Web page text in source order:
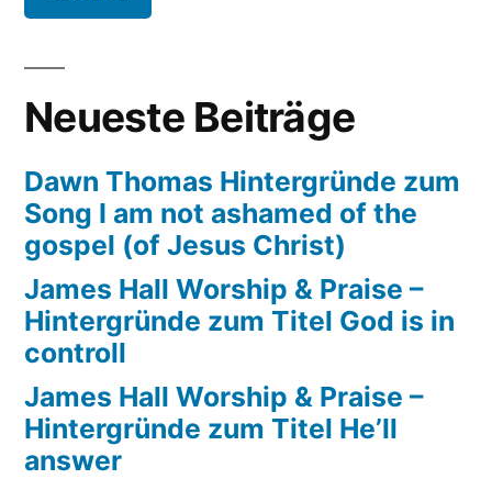
Neueste Beiträge
Dawn Thomas Hintergründe zum
Song I am not ashamed of the
gospel (of Jesus Christ)
James Hall Worship & Praise –
Hintergründe zum Titel God is in
controll
James Hall Worship & Praise –
Hintergründe zum Titel He’ll
answer